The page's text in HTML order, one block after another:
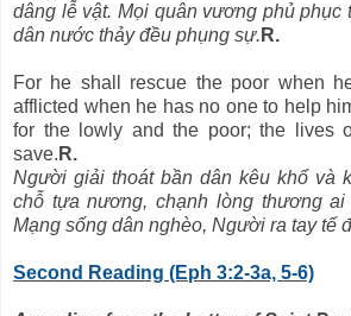
dâng lễ vật. Mọi quân vương phủ phục
dân nước thảy đều phụng sự. R.
For he shall rescue the poor when
afflicted when he has no one to help
for the lowly and the poor; the lives
save. R.
Người giải thoát bần dân kêu khổ và
chỗ tựa nương, chạnh lòng thương ai
Mạng sống dân nghèo, Người ra tay tế
Second Reading (Eph 3:2-3a, 5-6)